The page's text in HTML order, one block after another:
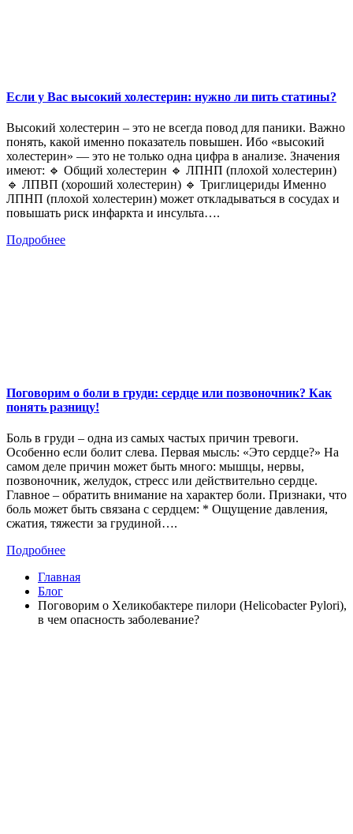
Если у Вас высокий холестерин: нужно ли пить статины?
Высокий холестерин – это не всегда повод для паники. Важно
понять, какой именно показатель повышен. Ибо «высокий
холестерин» — это не только одна цифра в анализе. Значения
имеют: 🔹 Общий холестерин 🔹 ЛПНП (плохой холестерин)
🔹 ЛПВП (хороший холестерин) 🔹 Триглицериды Именно
ЛПНП (плохой холестерин) может откладываться в сосудах и
повышать риск инфаркта и инсульта….
Подробнее
Поговорим о боли в груди: сердце или позвоночник? Как
понять разницу!
Боль в груди – одна из самых частых причин тревоги.
Особенно если болит слева. Первая мысль: «Это сердце?» На
самом деле причин может быть много: мышцы, нервы,
позвоночник, желудок, стресс или действительно сердце.
Главное – обратить внимание на характер боли. Признаки, что
боль может быть связана с сердцем: * Ощущение давления,
сжатия, тяжести за грудиной….
Подробнее
Главная
Блог
Поговорим о Хеликобактере пилори (Helicobacter Pylori),
в чем опасность заболевание?